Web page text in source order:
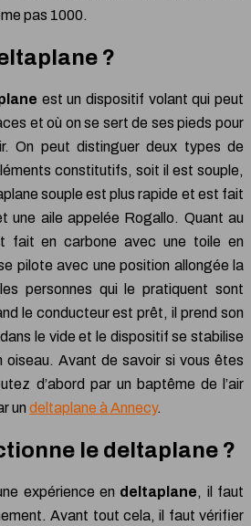
pas 1000.
?
est un dispositif volant qui peut
et où on se sert de ses pieds pour
On peut distinguer deux types de
constitutifs, soit il est souple,
souple est plus rapide et est fait
une aile appelée Rogallo. Quant au
fait en carbone avec une toile en
pilote avec une position allongée la
personnes qui le pratiquent sont
le conducteur est prêt, il prend son
le vide et le dispositif se stabilise
oiseau. Avant de savoir si vous êtes
d’abord par un baptême de l’air
un deltaplane à Annecy.
le deltaplane ?
expérience en deltaplane, il faut
Avant tout cela, il faut vérifier